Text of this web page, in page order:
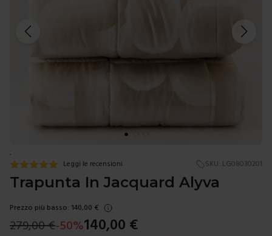
.
Leggi le recensioni SKU: LG08030201
Trapunta In Jacquard Alyva
Prezzo più basso: 140,00 €
279,00€-50%140,00 €